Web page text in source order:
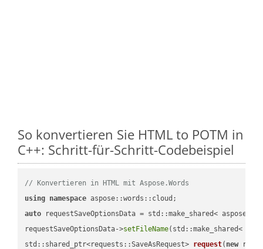
So konvertieren Sie HTML to POTM in
C++: Schritt-für-Schritt-Codebeispiel
// Konvertieren in HTML mit Aspose.Words
using namespace
auto requestSaveOptionsData = std::make_shared<
requestSaveOptionsData->setFileName(std::make_shared<
std::shared_ptr<requests::SaveAsRequest> request( new